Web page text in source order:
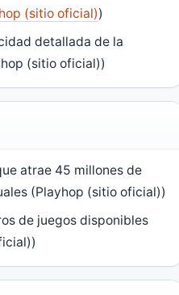
(sitio oficial))
detallada de la
(sitio oficial))
atrae 45 millones de
(Playhop (sitio oficial))
de juegos disponibles